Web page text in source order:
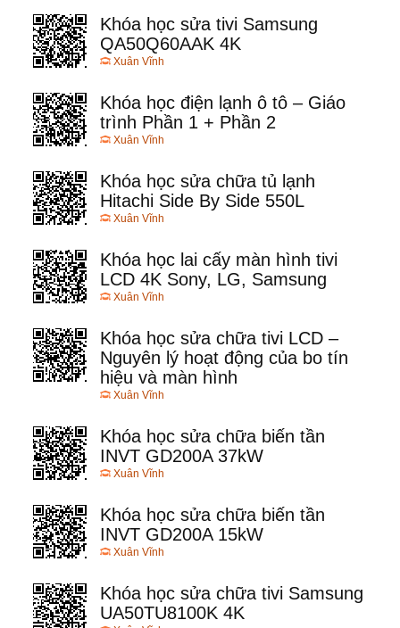
Khóa học sửa tivi Samsung
QA50Q60AAK 4K
Xuân Vĩnh
Khóa học điện lạnh ô tô – Giáo
trình Phần 1 + Phần 2
Xuân Vĩnh
Khóa học sửa chữa tủ lạnh
Hitachi Side By Side 550L
Xuân Vĩnh
Khóa học lai cấy màn hình tivi
LCD 4K Sony, LG, Samsung
Xuân Vĩnh
Khóa học sửa chữa tivi LCD –
Nguyên lý hoạt động của bo tín
hiệu và màn hình
Xuân Vĩnh
Khóa học sửa chữa biến tần
INVT GD200A 37kW
Xuân Vĩnh
Khóa học sửa chữa biến tần
INVT GD200A 15kW
Xuân Vĩnh
Khóa học sửa chữa tivi Samsung
UA50TU8100K 4K